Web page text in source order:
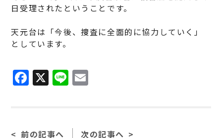
日受理されたということです。
天元台は「今後、捜査に全面的に協力していく」
としています。
F
a
X Li
n
前の記事へ 次の記事へ